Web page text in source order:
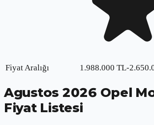
Fiyat Aralığı 1.988.000 TL-
Agustos 2026 Opel
Fiyat Listesi